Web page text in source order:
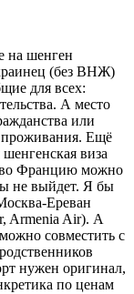
на шенген
(без ВНЖ)
для всех:
А местo
или
проживания. Ещё
виза
во Францию можно
не выйдет. Я бы
Ереван
Armenia Air). А
совместить с
нужен оригинал,
по ценам